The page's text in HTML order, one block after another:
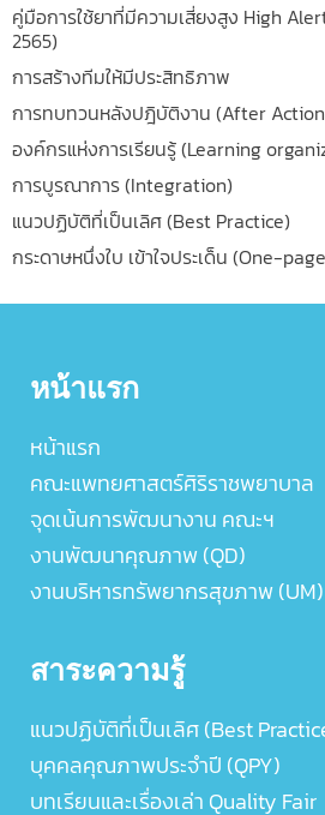
คู่มือการใช้ยาที่มีความเสี่ยงสูง High
2565)
การสร้างทีมให้มีประสิทธิภาพ
การทบทวนหลังปฎิบัติงาน (After Action
องค์กรแห่งการเรียนรู้ (Learning
การบูรณาการ (Integration)
แนวปฏิบัติที่เป็นเลิศ (Best Practice)
กระดาษหนึ่งใบ เข้าใจประเด็น (One-
หน้าแรก
หน้าแรก
คณะแพทยศาสตร์ศิริราชพยาบาล
จุดเน้นการพัฒนางาน คณะฯ
งานพัฒนาคุณภาพ (QD)
งานบริหารทรัพยากรสุขภาพ (UM)
สาระความรู้
แนวปฏิบัติที่เป็นเลิศ (Best
บุคคลคุณภาพประจำปี (QPY)
บทเรียนและเรื่องเล่า Quality Fair